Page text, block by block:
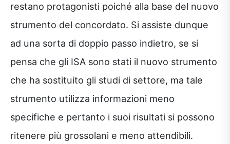
restano protagonisti poiché alla base del nuovo
strumento del concordato. Si assiste dunque
ad una sorta di doppio passo indietro, se si
pensa che gli ISA sono stati il nuovo strumento
che ha sostituito gli studi di settore, ma tale
strumento utilizza informazioni meno
specifiche e pertanto i suoi risultati si possono
ritenere più grossolani e meno attendibili.